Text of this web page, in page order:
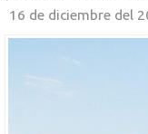
16 de diciembre del